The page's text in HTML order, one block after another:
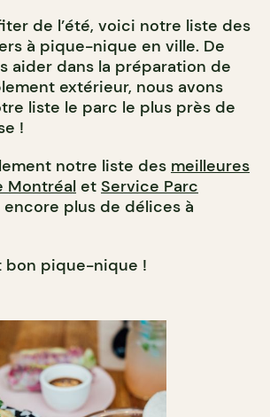
de l’été, voici notre liste des
à pique-nique en ville. De
aider dans la préparation de
extérieur, nous avons
liste le parc le plus près de
!
notre liste des meilleures
Montréal et Service Parc
encore plus de délices à
bon pique-nique !